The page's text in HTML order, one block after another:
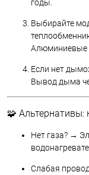
годы.
Выбирайте
Алюминиевые
Если нет
Вывод дыма
🧩 Альтернативы:
Нет газа? →
Слабая